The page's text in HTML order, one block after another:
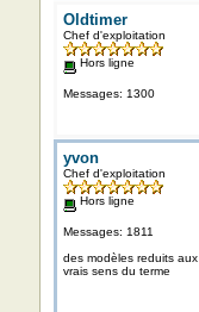
Oldtimer
Chef d'exploitation
Hors ligne
Messages: 1300
yvon
Chef d'exploitation
Hors ligne
Messages: 1811
des modèles reduits aux
vrais sens du terme